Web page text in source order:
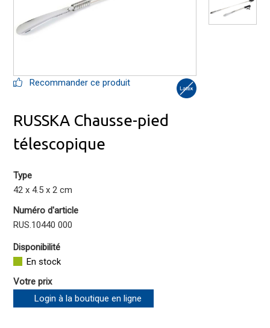
Recommander ce produit
RUSSKA Chausse-pied
télescopique
Type
42 x 4.5 x 2 cm
Numéro d'article
RUS.10440 000
Disponibilité
En stock
Votre prix
Login à la boutique en ligne